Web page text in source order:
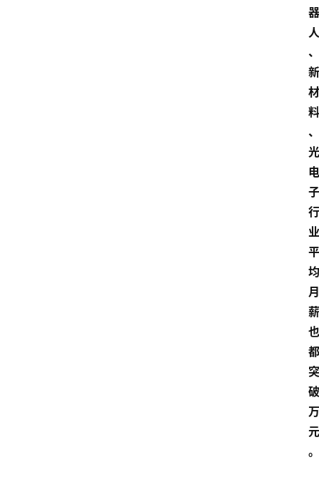
器
人
、
新
材
料
、
光
电
子
行
业
平
均
月
薪
也
都
突
破
万
元
。